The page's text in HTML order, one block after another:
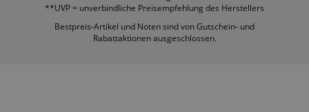
**UVP = unverbindliche Preisempfehlung des Herstellers
Bestpreis-Artikel und Noten sind von Gutschein- und
Rabattaktionen ausgeschlossen.